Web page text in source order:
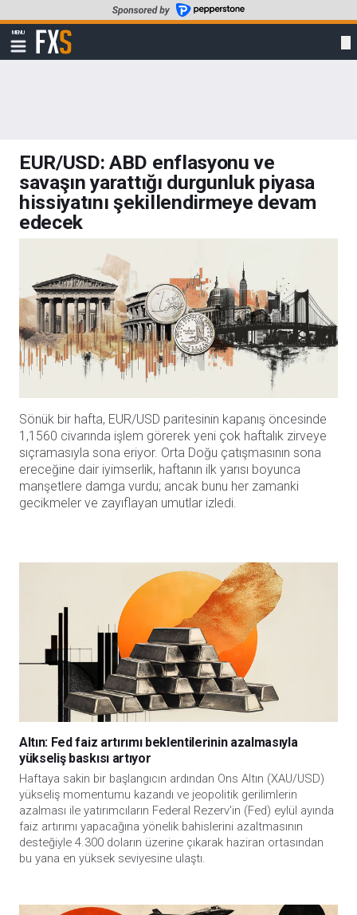
to
main
content
MENU
Show
navigation
FXStreet
EUR/USD: ABD enflasyonu ve
savaşın yarattığı durgunluk piyasa
hissiyatını şekillendirmeye devam
edecek
Sönük bir hafta, EUR/USD paritesinin kapanış öncesinde
1,1560 civarında işlem görerek yeni çok haftalık zirveye
sıçramasıyla sona eriyor. Orta Doğu çatışmasının sona
ereceğine dair iyimserlik, haftanın ilk yarısı boyunca
manşetlere damga vurdu; ancak bunu her zamanki
gecikmeler ve zayıflayan umutlar izledi.
Altın: Fed faiz artırımı beklentilerinin azalmasıyla
yükseliş baskısı artıyor
Haftaya sakin bir başlangıcın ardından Ons Altın (XAU/USD)
yükseliş momentumu kazandı ve jeopolitik gerilimlerin
azalması ile yatırımcıların Federal Rezerv'in (Fed) eylül ayında
faiz artırımı yapacağına yönelik bahislerini azaltmasının
desteğiyle 4.300 doların üzerine çıkarak haziran ortasından
bu yana en yüksek seviyesine ulaştı.